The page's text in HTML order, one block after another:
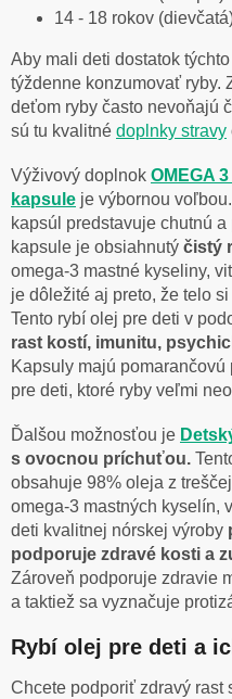
14 - 18 rokov
Aby mali deti dostatok
týždenne konzumovať ryby.
deťom ryby často nevoňajú
sú tu kvalitné doplnky stravy
Výživový doplnok OMEGA
kapsule je výbornou
kapsúl predstavuje chutnú
kapsule je obsiahnutý čistý
omega-3 mastné kyseliny,
je dôležité aj preto, že telo
Tento rybí olej pre deti v
rast kostí, imunitu,
Kapsuly majú
pre deti, ktoré ryby veľmi
Ďalšou možnosťou je
s ovocnou príchuťou.
obsahuje 98% oleja z
omega-3 mastných kyselín,
deti kvalitnej nórskej výroby
podporuje zdravé kosti a
Zároveň podporuje zdravie
a taktiež sa vyznačuje
Rybí olej pre deti a
Chcete podporiť zdravý rast